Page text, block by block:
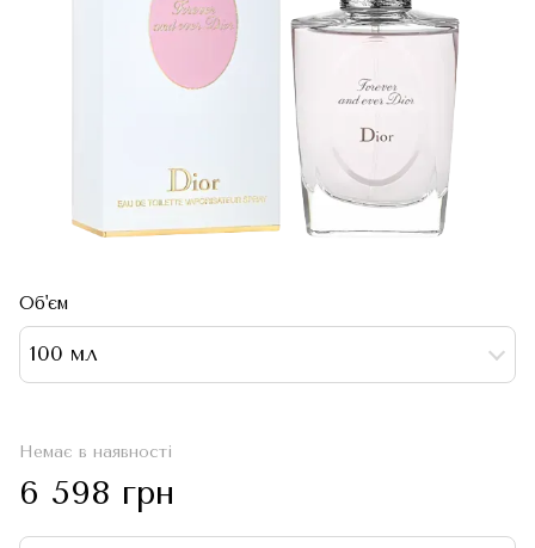
Об'єм
100 мл
Немає в наявності
6 598 грн